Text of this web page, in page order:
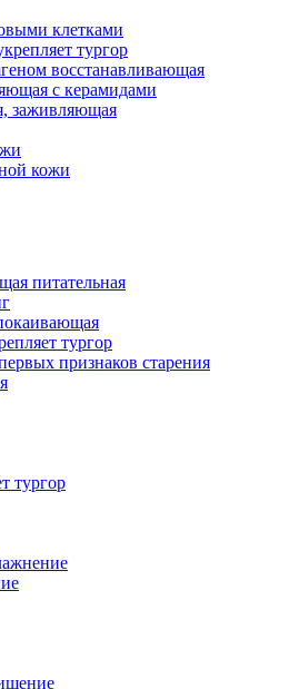
клетками
тургор
восстанавливающая
с керамидами
заживляющая
кожи
питательная
тургор
признаков старения
тургор